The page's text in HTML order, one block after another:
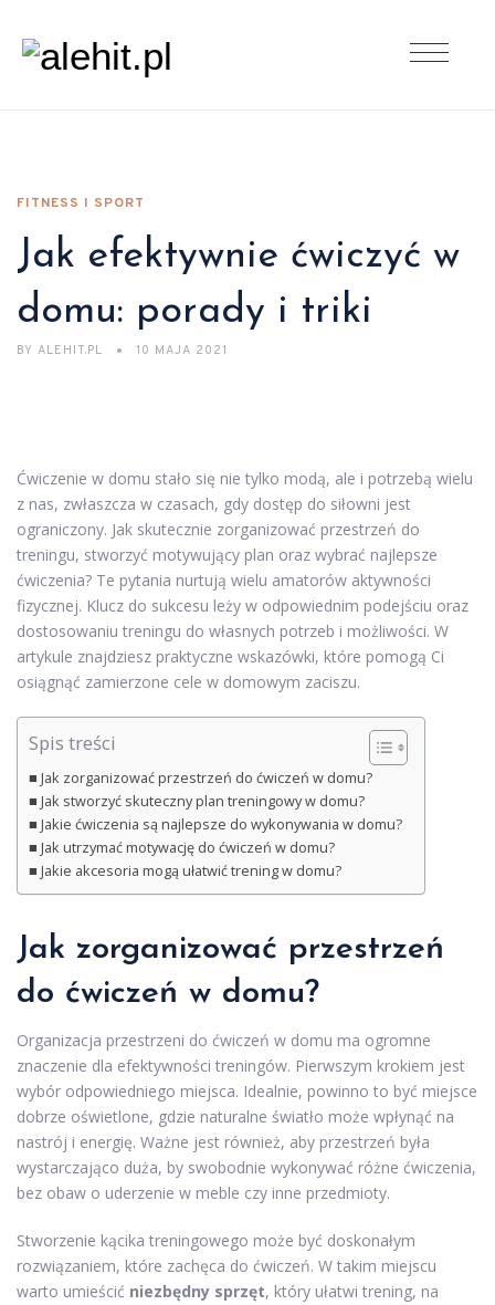
FITNESS I SPORT
Jak efektywnie ćwiczyć w
domu: porady i triki
BY ALEHIT.PL 10 MAJA 2021
Ćwiczenie w domu stało się nie tylko modą, ale i potrzebą wielu
z nas, zwłaszcza w czasach, gdy dostęp do siłowni jest
ograniczony. Jak skutecznie zorganizować przestrzeń do
treningu, stworzyć motywujący plan oraz wybrać najlepsze
ćwiczenia? Te pytania nurtują wielu amatorów aktywności
fizycznej. Klucz do sukcesu leży w odpowiednim podejściu oraz
dostosowaniu treningu do własnych potrzeb i możliwości. W
artykule znajdziesz praktyczne wskazówki, które pomogą Ci
osiągnąć zamierzone cele w domowym zaciszu.
Spis treści
Jak zorganizować przestrzeń do ćwiczeń w domu?
Jak stworzyć skuteczny plan treningowy w domu?
Jakie ćwiczenia są najlepsze do wykonywania w domu?
Jak utrzymać motywację do ćwiczeń w domu?
Jakie akcesoria mogą ułatwić trening w domu?
Jak zorganizować przestrzeń
do ćwiczeń w domu?
Organizacja przestrzeni do ćwiczeń w domu ma ogromne
znaczenie dla efektywności treningów. Pierwszym krokiem jest
wybór odpowiedniego miejsca. Idealnie, powinno to być miejsce
dobrze oświetlone, gdzie naturalne światło może wpłynąć na
nastrój i energię. Ważne jest również, aby przestrzeń była
wystarczająco duża, by swobodnie wykonywać różne ćwiczenia,
bez obaw o uderzenie w meble czy inne przedmioty.
Stworzenie kącika treningowego może być doskonałym
rozwiązaniem, które zachęca do ćwiczeń. W takim miejscu
warto umieścić niezbędny sprzęt, który ułatwi trening, na